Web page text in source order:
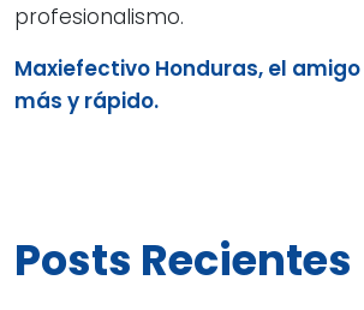
profesionalismo.
Maxiefectivo Honduras, el
más y rápido.
Posts Recientes